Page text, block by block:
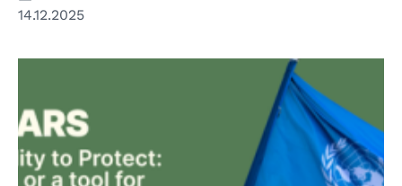
14.12.2025